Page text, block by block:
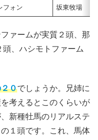
フォン 坂東牧場
ァームが実質２頭、那
、ハシモトファーム
０でしょうか。兄姉に
考えるとこのくらいが
新種牡馬のリアルステ
１頭です。これ、馬体